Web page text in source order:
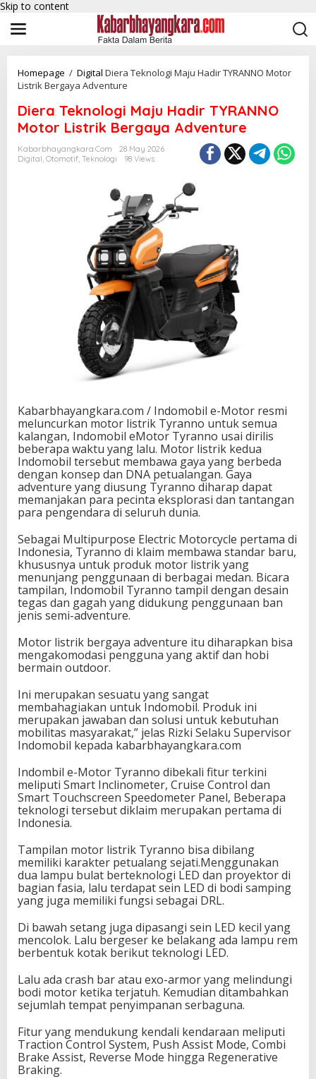
Skip to content
Homepage / Digital Diera Teknologi Maju Hadir TYRANNO Motor
Listrik Bergaya Adventure
Diera Teknologi Maju Hadir TYRANNO
Motor Listrik Bergaya Adventure
Kabarbhayangkara.com
28 May 2026
Digital, Otomotif, Teknologi 98 Views
Kabarbhayangkara.com / Indomobil e-Motor resmi
meluncurkan motor listrik Tyranno untuk semua
kalangan, Indomobil eMotor Tyranno usai dirilis
beberapa waktu yang lalu. Motor listrik kedua
Indomobil tersebut membawa gaya yang berbeda
dengan konsep dan DNA petualangan. Gaya
adventure yang diusung Tyranno diharap dapat
memanjakan para pecinta eksplorasi dan tantangan
para pengendara di seluruh dunia.
Sebagai Multipurpose Electric Motorcycle pertama di
Indonesia, Tyranno di klaim membawa standar baru,
khususnya untuk produk motor listrik yang
menunjang penggunaan di berbagai medan. Bicara
tampilan, Indomobil Tyranno tampil dengan desain
tegas dan gagah yang didukung penggunaan ban
jenis semi-adventure.
Motor listrik bergaya adventure itu diharapkan bisa
mengakomodasi pengguna yang aktif dan hobi
bermain outdoor.
Ini merupakan sesuatu yang sangat
membahagiakan untuk Indomobil. Produk ini
merupakan jawaban dan solusi untuk kebutuhan
mobilitas masyarakat,” jelas Rizki Selaku Supervisor
Indomobil kepada kabarbhayangkara.com
Indombil e-Motor Tyranno dibekali fitur terkini
meliputi Smart Inclinometer, Cruise Control dan
Smart Touchscreen Speedometer Panel, Beberapa
teknologi tersebut diklaim merupakan pertama di
Indonesia.
Tampilan motor listrik Tyranno bisa dibilang
memiliki karakter petualang sejati.Menggunakan
dua lampu bulat berteknologi LED dan proyektor di
bagian fasia, lalu terdapat sein LED di bodi samping
yang juga memiliki fungsi sebagai DRL.
Di bawah setang juga dipasangi sein LED kecil yang
mencolok. Lalu bergeser ke belakang ada lampu rem
berbentuk kotak berikut teknologi LED.
Lalu ada crash bar atau exo-armor yang melindungi
bodi motor ketika terjatuh. Kemudian ditambahkan
sejumlah tempat penyimpanan serbaguna.
Fitur yang mendukung kendali kendaraan meliputi
Traction Control System, Push Assist Mode, Combi
Brake Assist, Reverse Mode hingga Regenerative
Braking.